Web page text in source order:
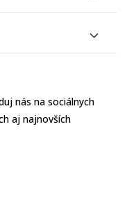
nás na sociálnych
aj najnovších